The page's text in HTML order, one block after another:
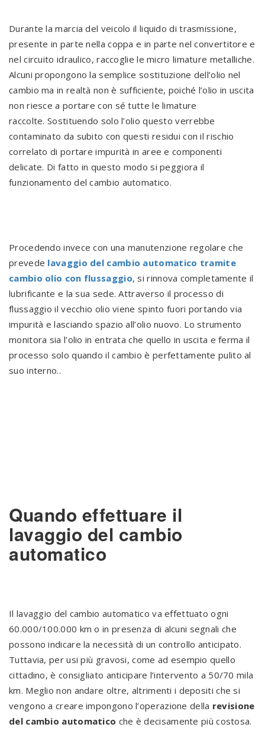
Durante la marcia del veicolo il liquido di trasmissione,
presente in parte nella coppa e in parte nel convertitore e
nel circuito idraulico, raccoglie le micro limature metalliche.
Alcuni propongono la semplice sostituzione dell’olio nel
cambio ma in realtà non è sufficiente, poiché l’olio in uscita
non riesce a portare con sé tutte le limature
raccolte. Sostituendo solo l’olio questo verrebbe
contaminato da subito con questi residui con il rischio
correlato di portare impurità in aree e componenti
delicate. Di fatto in questo modo si peggiora il
funzionamento del cambio automatico.
Procedendo invece con una manutenzione regolare che
prevede lavaggio del cambio automatico tramite
cambio olio con flussaggio, si rinnova completamente il
lubrificante e la sua sede. Attraverso il processo di
flussaggio il vecchio olio viene spinto fuori portando via
impurità e lasciando spazio all’olio nuovo. Lo strumento
monitora sia l’olio in entrata che quello in uscita e ferma il
processo solo quando il cambio è perfettamente pulito al
suo interno..
Quando effettuare il
lavaggio del cambio
automatico
Il lavaggio del cambio automatico va effettuato ogni
60.000/100.000 km o in presenza di alcuni segnali che
possono indicare la necessità di un controllo anticipato.
Tuttavia, per usi più gravosi, come ad esempio quello
cittadino, è consigliato anticipare l’intervento a 50/70 mila
km. Meglio non andare oltre, altrimenti i depositi che si
vengono a creare impongono l’operazione della revisione
del cambio automatico che è decisamente più costosa.